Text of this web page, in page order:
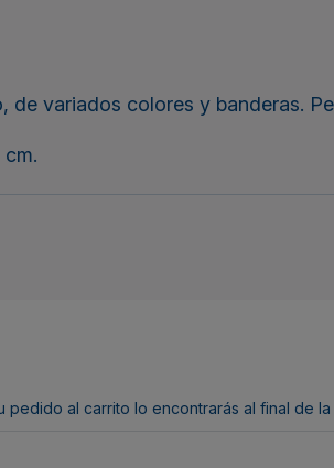
de variados colores y banderas.
al carrito lo encontrarás al final de la